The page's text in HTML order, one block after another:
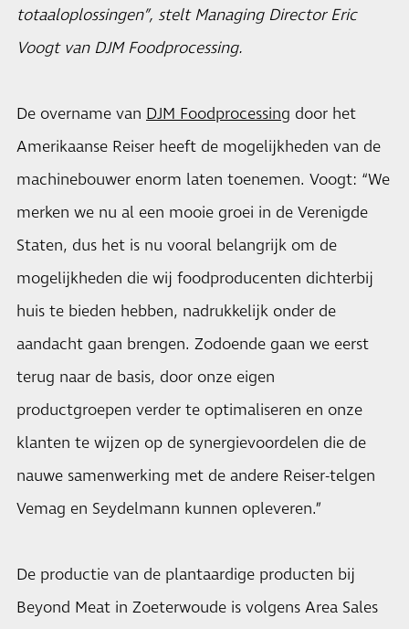
totaaloplossingen”, stelt Managing Director Eric
Voogt van DJM Foodprocessing.
De overname van DJM Foodprocessing door het
Amerikaanse Reiser heeft de mogelijkheden van de
machinebouwer enorm laten toenemen. Voogt: “We
merken we nu al een mooie groei in de Verenigde
Staten, dus het is nu vooral belangrijk om de
mogelijkheden die wij foodproducenten dichterbij
huis te bieden hebben, nadrukkelijk onder de
aandacht gaan brengen. Zodoende gaan we eerst
terug naar de basis, door onze eigen
productgroepen verder te optimaliseren en onze
klanten te wijzen op de synergievoordelen die de
nauwe samenwerking met de andere Reiser-telgen
Vemag en Seydelmann kunnen opleveren.”
De productie van de plantaardige producten bij
Beyond Meat in Zoeterwoude is volgens Area Sales